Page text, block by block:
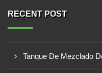
RECENT POST
Tanque De Mezclado